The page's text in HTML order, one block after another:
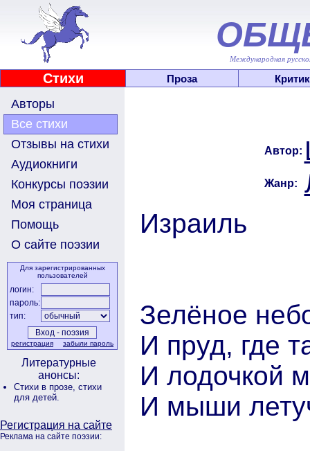
Международная
Стихи Проза
Авторы
Все стихи
Отзывы на стихи
Аудиокниги
Конкурсы поэзии
Моя страница
Помощь
О сайте поэзии
Для зарегистрированных
пользователей
логин:
пароль:
тип:
регистрация забыли пароль
Литературные
анонсы:
Стихи в прозе, стихи
для детей.
Регистрация на сайте
Реклама на сайте поэзии:
Автор:
Жанр:
Израиль
Зелёное
И пруд, где
И лодочкой
И мыши